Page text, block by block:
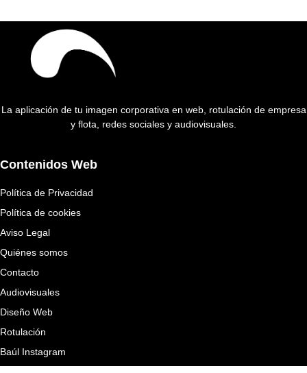
La aplicación de tu imagen corporativa en web, rotulación de empresa
y flota, redes sociales y audiovisuales.
Contenidos Web
Política de Privacidad
Política de cookies
Aviso Legal
Quiénes somos
Contacto
Audiovisuales
Diseño Web
Rotulación
Baúl Instagram